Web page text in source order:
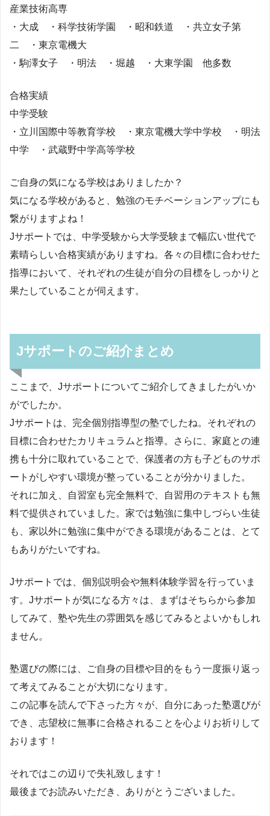
産業技術高専
・大成 ・科学技術学園 ・昭和鉄道 ・共立女子第
二 ・東京電機大
・駒澤女子 ・明法 ・堀越 ・大東学園 他多数
合格実績
中学受験
・立川国際中等教育学校 ・東京電機大学中学校 ・明法
中学 ・武蔵野中学高等学校
ご自身の気になる学校はありましたか？
気になる学校があると、勉強のモチベーションアップにも
繋がりますよね！
Jサポートでは、中学受験から大学受験まで幅広い世代で
素晴らしい合格実績がありますね。各々の目標に合わせた
指導において、それぞれの生徒が自分の目標をしっかりと
果たしていることが伺えます。
Jサポートのご紹介まとめ
ここまで、Jサポートについてご紹介してきましたがいか
がでしたか。
Jサポートは、完全個別指導型の塾でしたね。それぞれの
目標に合わせたカリキュラムと指導。さらに、家庭との連
携も十分に取れていることで、保護者の方も子どものサポ
ートがしやすい環境が整っていることが分かりました。
それに加え、自習室も完全無料で、自習用のテキストも無
料で提供されていました。家では勉強に集中しづらい生徒
も、家以外に勉強に集中ができる環境があることは、とて
もありがたいですね。
Jサポートでは、個別説明会や無料体験学習を行っていま
す。Jサポートが気になる方々は、まずはそちらから参加
してみて、塾や先生の雰囲気を感じてみるとよいかもしれ
ません。
塾選びの際には、ご自身の目標や目的をもう一度振り返っ
て考えてみることが大切になります。
この記事を読んで下さった方々が、自分にあった塾選びが
でき、志望校に無事に合格されることを心よりお祈りして
おります！
それではこの辺りで失礼致します！
最後までお読みいただき、ありがとうございました。